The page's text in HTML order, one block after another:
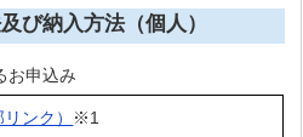
び納入方法（個人）
お申込み
リンク） ※1